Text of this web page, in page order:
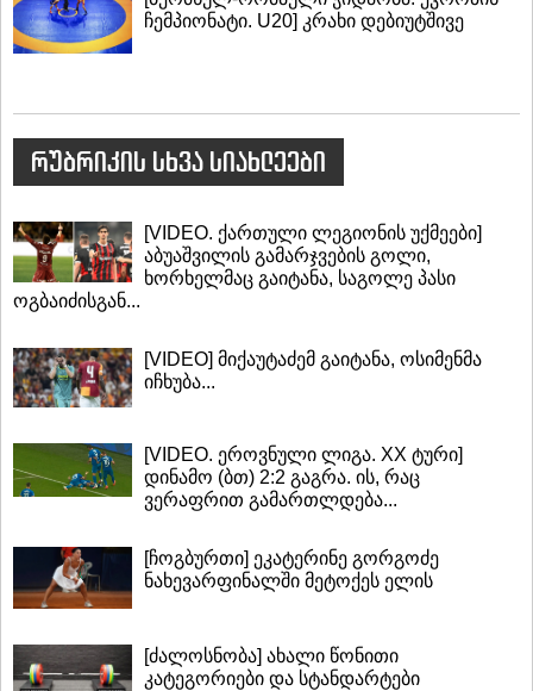
ჩემპიონატი. U20] კრახი დებიუტშივე
რუბრიკის სხვა სიახლეები
[VIDEO. ქართული ლეგიონის უქმეები]
აბუაშვილის გამარჯვების გოლი,
ხორხელმაც გაიტანა, საგოლე პასი
ოგბაიძისგან...
[VIDEO] მიქაუტაძემ გაიტანა, ოსიმენმა
იჩხუბა...
[VIDEO. ეროვნული ლიგა. XX ტური]
დინამო (ბთ) 2:2 გაგრა. ის, რაც
ვერაფრით გამართლდება...
[ჩოგბურთი] ეკატერინე გორგოძე
ნახევარფინალში მეტოქეს ელის
[ძალოსნობა] ახალი წონითი
კატეგორიები და სტანდარტები